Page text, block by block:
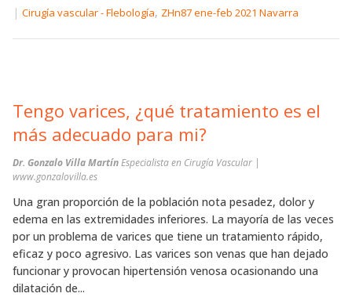
| Cirugía vascular - Flebología, ZHn87 ene-feb 2021 Navarra
Tengo varices, ¿qué tratamiento es el
más adecuado para mi?
Dr. Gonzalo Villa MartínEspecialista en Cirugía Vascular |
www.gonzalovilla.es
Una gran proporción de la población nota pesadez, dolor y
edema en las extremidades inferiores. La mayoría de las veces
por un problema de varices que tiene un tratamiento rápido,
eficaz y poco agresivo. Las varices son venas que han dejado
funcionar y provocan hipertensión venosa ocasionando una
dilatación de...